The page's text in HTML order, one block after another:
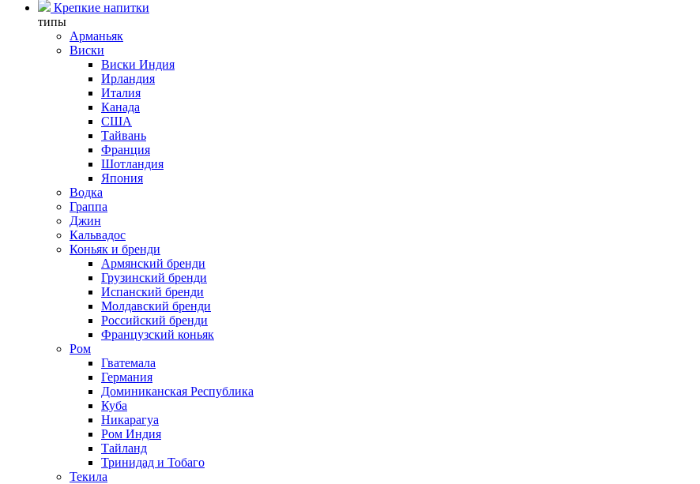
Крепкие напитки
типы
Арманьяк
Виски
Виски Индия
Ирландия
Италия
Канада
США
Тайвань
Франция
Шотландия
Япония
Водка
Граппа
Джин
Кальвадос
Коньяк и бренди
Армянский бренди
Грузинский бренди
Испанский бренди
Молдавский бренди
Российский бренди
Французский коньяк
Ром
Гватемала
Германия
Доминиканская Республика
Куба
Никарагуа
Ром Индия
Тайланд
Тринидад и Тобаго
Текила